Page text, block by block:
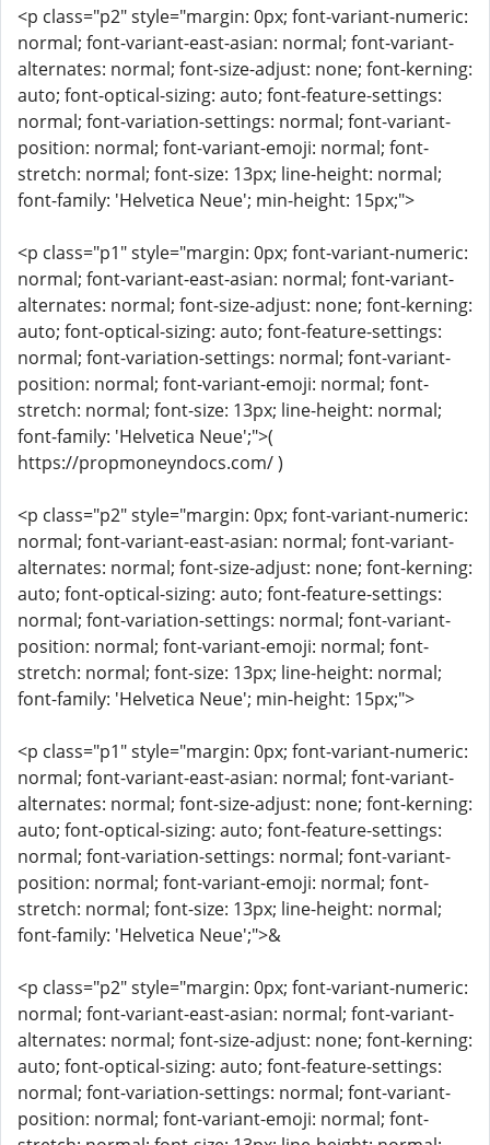
<p class="p2" style="margin: 0px; font-variant-numeric:
normal; font-variant-east-asian: normal; font-variant-
alternates: normal; font-size-adjust: none; font-kerning:
auto; font-optical-sizing: auto; font-feature-settings:
normal; font-variation-settings: normal; font-variant-
position: normal; font-variant-emoji: normal; font-
stretch: normal; font-size: 13px; line-height: normal;
font-family: 'Helvetica Neue'; min-height: 15px;">
<p class="p1" style="margin: 0px; font-variant-numeric:
normal; font-variant-east-asian: normal; font-variant-
alternates: normal; font-size-adjust: none; font-kerning:
auto; font-optical-sizing: auto; font-feature-settings:
normal; font-variation-settings: normal; font-variant-
position: normal; font-variant-emoji: normal; font-
stretch: normal; font-size: 13px; line-height: normal;
font-family: 'Helvetica Neue';">(
https://propmoneyndocs.com/ )
<p class="p2" style="margin: 0px; font-variant-numeric:
normal; font-variant-east-asian: normal; font-variant-
alternates: normal; font-size-adjust: none; font-kerning:
auto; font-optical-sizing: auto; font-feature-settings:
normal; font-variation-settings: normal; font-variant-
position: normal; font-variant-emoji: normal; font-
stretch: normal; font-size: 13px; line-height: normal;
font-family: 'Helvetica Neue'; min-height: 15px;">
<p class="p1" style="margin: 0px; font-variant-numeric:
normal; font-variant-east-asian: normal; font-variant-
alternates: normal; font-size-adjust: none; font-kerning:
auto; font-optical-sizing: auto; font-feature-settings:
normal; font-variation-settings: normal; font-variant-
position: normal; font-variant-emoji: normal; font-
stretch: normal; font-size: 13px; line-height: normal;
font-family: 'Helvetica Neue';">&
<p class="p2" style="margin: 0px; font-variant-numeric:
normal; font-variant-east-asian: normal; font-variant-
alternates: normal; font-size-adjust: none; font-kerning:
auto; font-optical-sizing: auto; font-feature-settings:
normal; font-variation-settings: normal; font-variant-
position: normal; font-variant-emoji: normal; font-